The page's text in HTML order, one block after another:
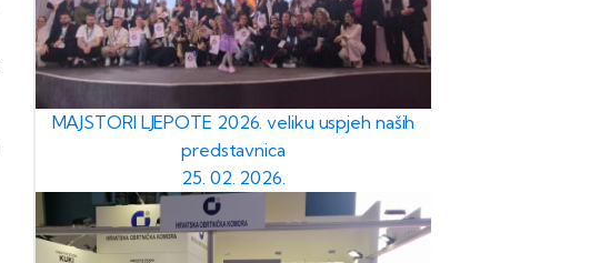
MAJSTORI LJEPOTE 2026. veliku uspjeh naših
predstavnica
25. 02. 2026.